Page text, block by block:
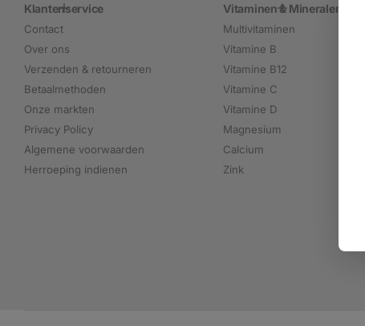
Klantenservice
Contact
Over ons
Verzenden & retourneren
Betaalmethoden
Onze markten
Privacy Policy
Algemene voorwaarden
Herroeping indienen
Vitaminen & Mineralen
Multivitaminen
Vitamine B
Vitamine B12
Vitamine C
Vitamine D
Magnesium
Calcium
Zink